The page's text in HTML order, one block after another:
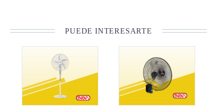
PUEDE INTERESARTE